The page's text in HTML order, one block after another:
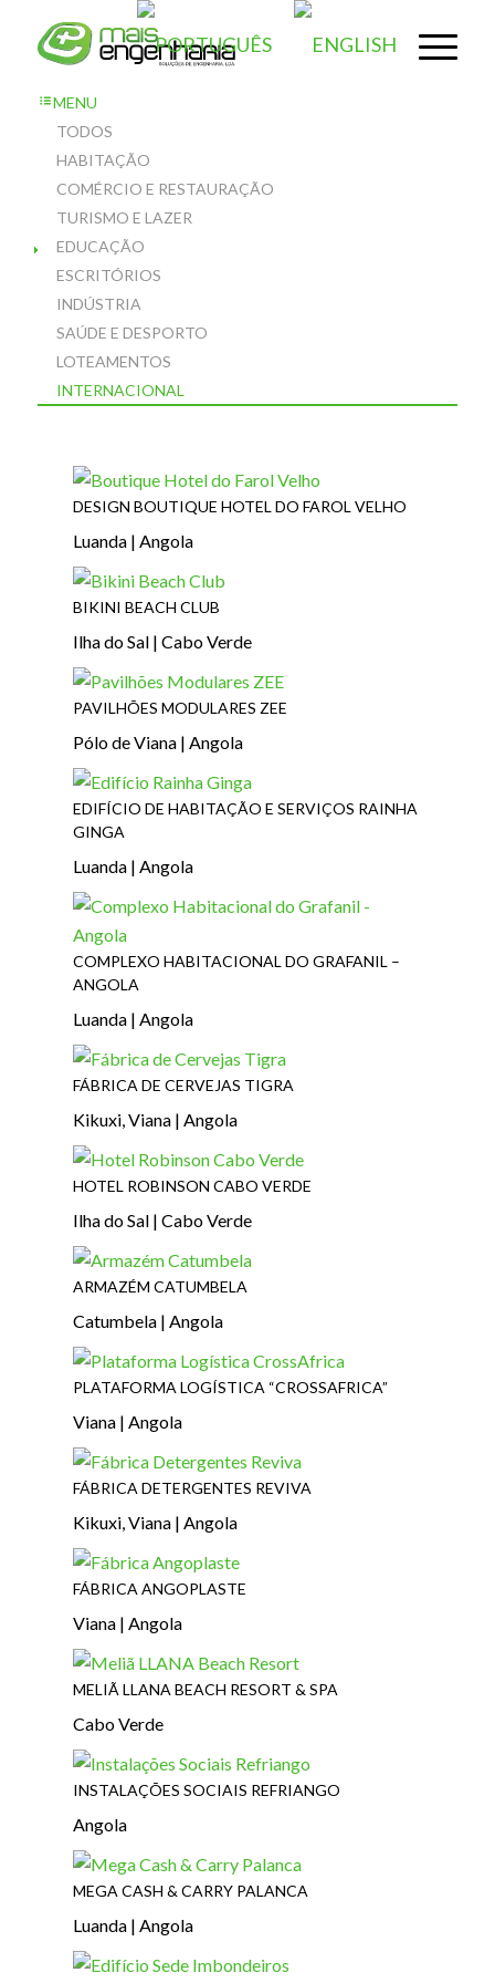
MENU
TODOS
HABITAÇÃO
COMÉRCIO E RESTAURAÇÃO
TURISMO E LAZER
EDUCAÇÃO
ESCRITÓRIOS
INDÚSTRIA
SAÚDE E DESPORTO
LOTEAMENTOS
INTERNACIONAL
DESIGN BOUTIQUE HOTEL DO FAROL VELHO
Luanda | Angola
BIKINI BEACH CLUB
Ilha do Sal | Cabo Verde
PAVILHÕES MODULARES ZEE
Pólo de Viana | Angola
EDIFÍCIO DE HABITAÇÃO E SERVIÇOS RAINHA
GINGA
Luanda | Angola
COMPLEXO HABITACIONAL DO GRAFANIL –
ANGOLA
Luanda | Angola
FÁBRICA DE CERVEJAS TIGRA
Kikuxi, Viana | Angola
HOTEL ROBINSON CABO VERDE
Ilha do Sal | Cabo Verde
ARMAZÉM CATUMBELA
Catumbela | Angola
PLATAFORMA LOGÍSTICA “CROSSAFRICA”
Viana | Angola
FÁBRICA DETERGENTES REVIVA
Kikuxi, Viana | Angola
FÁBRICA ANGOPLASTE
Viana | Angola
MELIÃ LLANA BEACH RESORT & SPA
Cabo Verde
INSTALAÇÕES SOCIAIS REFRIANGO
Angola
MEGA CASH & CARRY PALANCA
Luanda | Angola